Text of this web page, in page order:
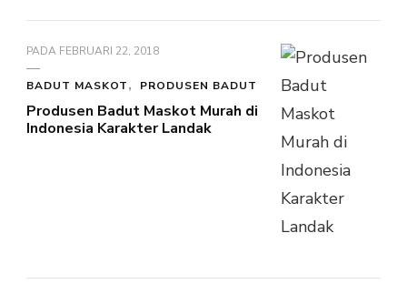
PADA FEBRUARI 22, 2018
BADUT MASKOT PRODUSEN BADUT
Produsen Badut Maskot Murah di
Indonesia Karakter Landak